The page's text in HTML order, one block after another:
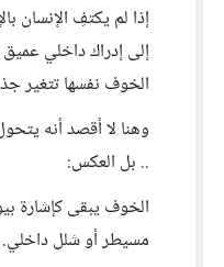
إذا لم يكتفِ الإنسان
إلى إدراك داخلي
الخوف نفسها تتغير
وهنا لا أقصد أنه
.. بل العكس:
الخوف يبقى كإشارة
مسيطر أو شلل داخلي.